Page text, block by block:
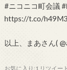
#ニコニコ町会議
https://t.co/
以上、まあさん(
お気に入り:1 リツイー